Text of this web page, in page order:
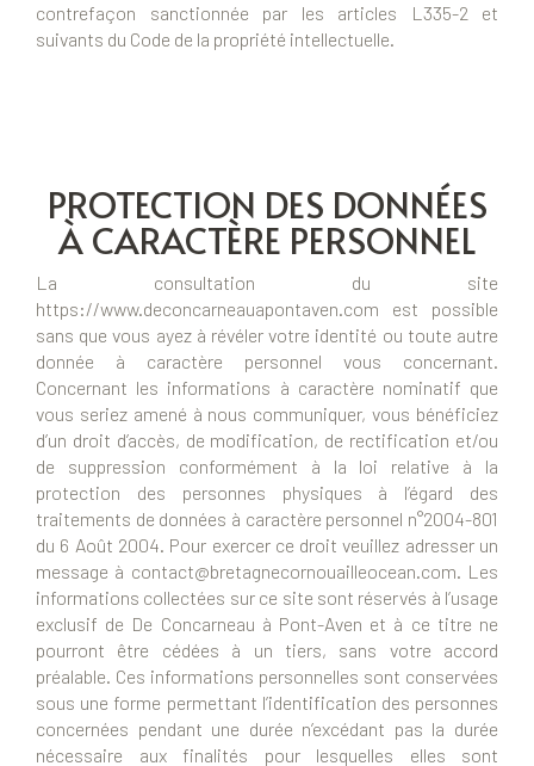
contrefaçon sanctionnée par les articles L335-2 et
suivants du Code de la propriété intellectuelle.
PROTECTION DES DONNÉES
À CARACTÈRE PERSONNEL
La consultation du site
https://www.deconcarneauapontaven.com est possible
sans que vous ayez à révéler votre identité ou toute autre
donnée à caractère personnel vous concernant.
Concernant les informations à caractère nominatif que
vous seriez amené à nous communiquer, vous bénéficiez
d’un droit d’accès, de modification, de rectification et/ou
de suppression conformément à la loi relative à la
protection des personnes physiques à l’égard des
traitements de données à caractère personnel n°2004-801
du 6 Août 2004. Pour exercer ce droit veuillez adresser un
message à contact@bretagnecornouailleocean.com. Les
informations collectées sur ce site sont réservés à l’usage
exclusif de De Concarneau à Pont-Aven et à ce titre ne
pourront être cédées à un tiers, sans votre accord
préalable. Ces informations personnelles sont conservées
sous une forme permettant l’identification des personnes
concernées pendant une durée n’excédant pas la durée
nécessaire aux finalités pour lesquelles elles sont